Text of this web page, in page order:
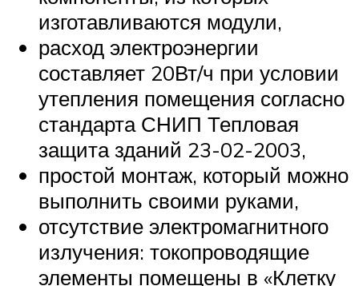
изготавливаются модули,
расход электроэнергии
составляет 20Вт/ч при условии
утепления помещения согласно
стандарта СНИП Тепловая
защита зданий 23-02-2003,
простой монтаж, который можно
выполнить своими руками,
отсутствие электромагнитного
излучения: токопроводящие
элементы помещены в «Клетку